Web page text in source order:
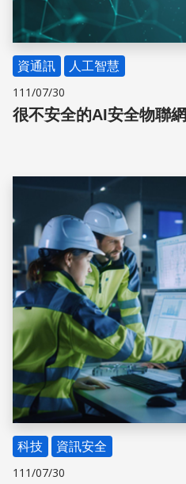
資通訊 人工智慧
111/07/30
很不安全的AI安全物聯網
科技 資訊安全
111/07/30